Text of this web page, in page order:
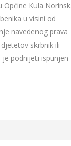
Općine Kula
u visini od
navedenog prava
skrbnik ili
je podnijeti ispunjen